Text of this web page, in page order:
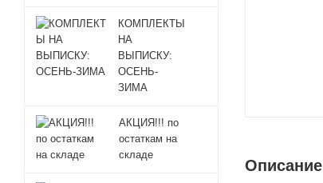
Описание
КОМПЛЕКТЫ
НА
ВЫПИСКУ:
ОСЕНЬ-
ЗИМА
АКЦИЯ!!! по
остаткам на
складе